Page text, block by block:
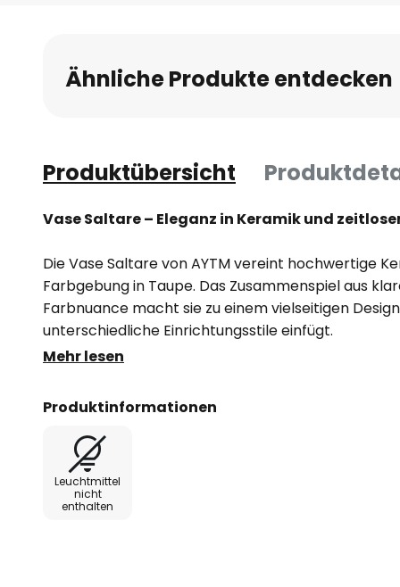
Bildgalerie
springen
Ähnliche Produkte entdecken
Produktübersicht
Vase Saltare – Eleganz in Keramik und
Die Vase Saltare von AYTM vereint hochwertige
Farbgebung in Taupe. Das Zusammenspiel aus
Farbnuance macht sie zu einem vielseitigen
unterschiedliche Einrichtungsstile einfügt.
besondere Wertigkeit. Ob als dekoratives
jedes Raumes.
Mehr lesen
Produktinformationen
Leuchtmittel
nicht
enthalten